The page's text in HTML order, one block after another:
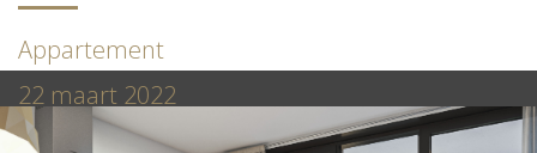
Appartement
22 maart 2022